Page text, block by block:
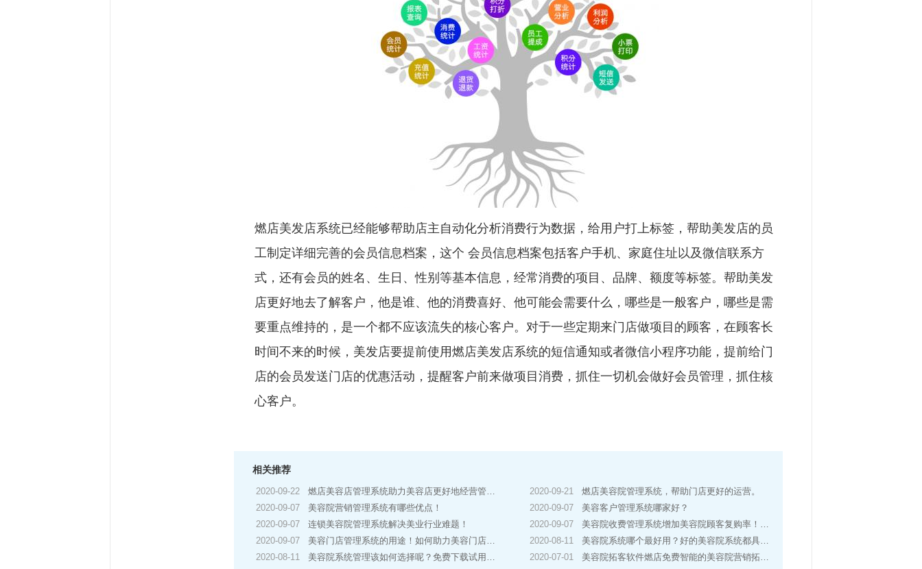
燃店美发店系统已经能够帮助店主自动化分析消费行为数据，给用户打上标签，帮助美发店的员
工制定详细完善的会员信息档案，这个 会员信息档案包括客户手机、家庭住址以及微信联系方
式，还有会员的姓名、生日、性别等基本信息，经常消费的项目、品牌、额度等标签。帮助美发
店更好地去了解客户，他是谁、他的消费喜好、他可能会需要什么，哪些是一般客户，哪些是需
要重点维持的，是一个都不应该流失的核心客户。对于一些定期来门店做项目的顾客，在顾客长
时间不来的时候，美发店要提前使用燃店美发店系统的短信通知或者微信小程序功能，提前给门
店的会员发送门店的优惠活动，提醒客户前来做项目消费，抓住一切机会做好会员管理，抓住核
心客户。
相关推荐
2020-09-22 燃店美容店管理系统助力美容店更好地经营管理！ 2020-09-21
燃店美容院管理系统，帮助门店更好的运营。
2020-09-07
美容院营销管理系统有哪些优点！ 2020-09-07
美容客户管理系统哪家好？
2020-09-07
连锁美容院管理系统解决美业行业难题！ 2020-09-07
美容院收费管理系统增加美容院顾客复购率！增加顾客消费水平！
2020-09-07
美容门店管理系统的用途！如何助力美容门店经营？ 2020-08-11
美容院系统哪个最好用？好的美容院系统都具有哪些功能！
2020-08-11
美容院系统管理该如何选择呢？免费下载试用按自身需求选择！ 2020-07-01 美容院拓客软件燃店免费智能的美容院营销拓客系统